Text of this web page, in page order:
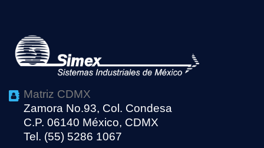
Matriz CDMX
Zamora No.93, Col. Condesa
C.P. 06140 México, CDMX
Tel. (55) 5286 1067